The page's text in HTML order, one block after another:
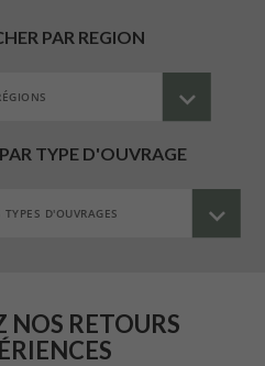
PAR REGION
TYPE D'OUVRAGE
NOS RETOURS